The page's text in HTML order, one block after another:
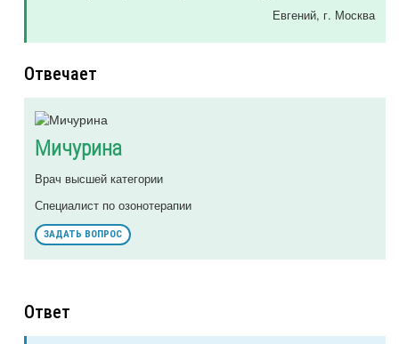
Евгений, г. Москва
Отвечает
Мичурина
Врач высшей категории
Специалист по озонотерапии
ЗАДАТЬ ВОПРОС
Ответ